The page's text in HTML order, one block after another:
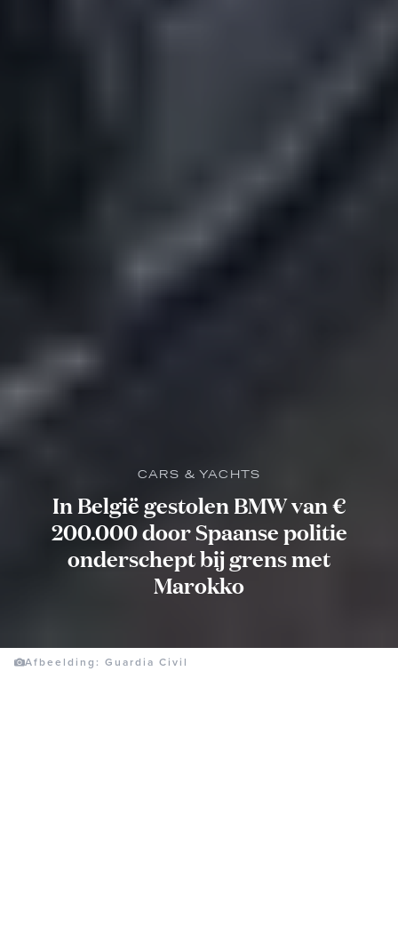
CARS & YACHTS
In België gestolen BMW van €
200.000 door Spaanse politie
onderschept bij grens met
Marokko
Afbeelding: Guardia Civil